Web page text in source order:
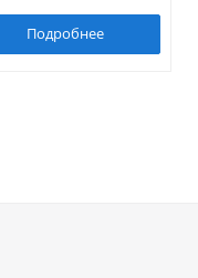
Подробнее